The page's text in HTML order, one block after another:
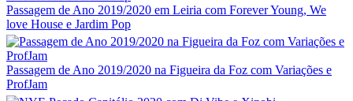
Passagem de Ano 2019/2020 em Leiria com Forever Young, We
love House e Jardim Pop
Passagem de Ano 2019/2020 na Figueira da Foz com Variações e
ProfJam